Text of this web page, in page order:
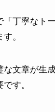
丁寧なト
。
文章が生
す。